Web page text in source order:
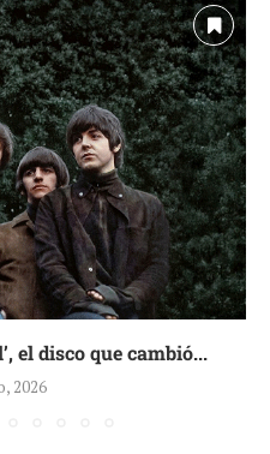
el disco que cambió...
2026